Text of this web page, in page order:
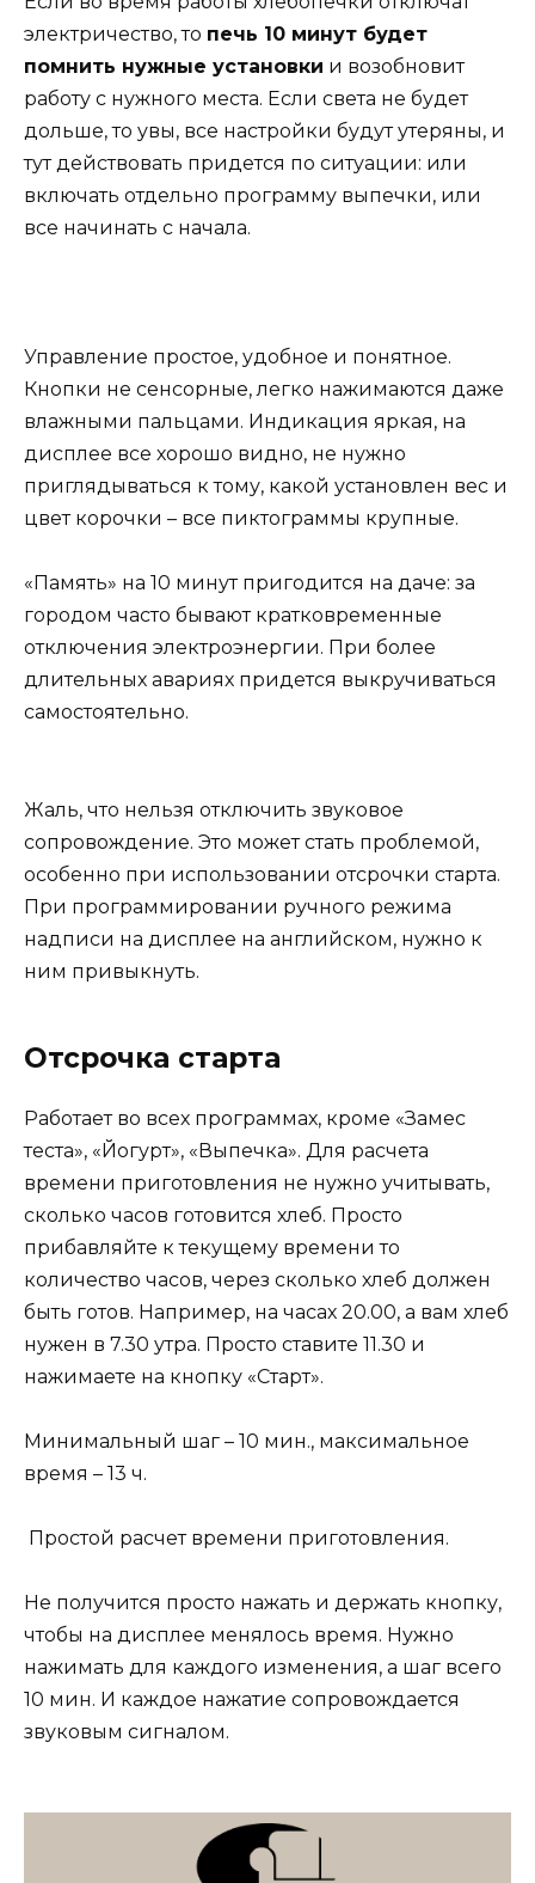
электричество, то печь 10 минут будет
помнить нужные установки и возобновит
работу с нужного места. Если света не будет
дольше, то увы, все настройки будут утеряны, и
тут действовать придется по ситуации: или
включать отдельно программу выпечки, или
все начинать с начала.
Управление простое, удобное и понятное.
Кнопки не сенсорные, легко нажимаются даже
влажными пальцами. Индикация яркая, на
дисплее все хорошо видно, не нужно
приглядываться к тому, какой установлен вес и
цвет корочки – все пиктограммы крупные.
«Память» на 10 минут пригодится на даче: за
городом часто бывают кратковременные
отключения электроэнергии. При более
длительных авариях придется выкручиваться
самостоятельно.
Жаль, что нельзя отключить звуковое
сопровождение. Это может стать проблемой,
особенно при использовании отсрочки старта.
При программировании ручного режима
надписи на дисплее на английском, нужно к
ним привыкнуть.
Отсрочка старта
Работает во всех программах, кроме «Замес
теста», «Йогурт», «Выпечка». Для расчета
времени приготовления не нужно учитывать,
сколько часов готовится хлеб. Просто
прибавляйте к текущему времени то
количество часов, через сколько хлеб должен
быть готов. Например, на часах 20.00, а вам хлеб
нужен в 7.30 утра. Просто ставите 11.30 и
нажимаете на кнопку «Старт».
Минимальный шаг – 10 мин., максимальное
время – 13 ч.
Простой расчет времени приготовления.
Не получится просто нажать и держать кнопку,
чтобы на дисплее менялось время. Нужно
нажимать для каждого изменения, а шаг всего
10 мин. И каждое нажатие сопровождается
звуковым сигналом.